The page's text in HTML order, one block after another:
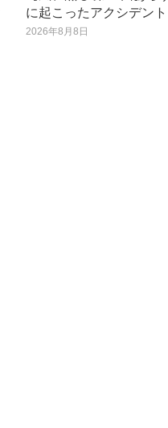
に起こったアクシデン
2026年8月8日